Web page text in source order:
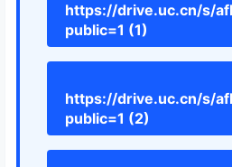
https://drive.uc.cn/s/
public=1 (1)
https://drive.uc.cn/s/
public=1 (2)